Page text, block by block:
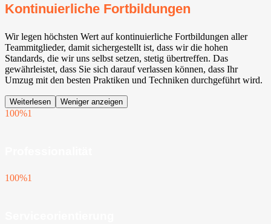
Kontinuierliche Fortbildungen
Wir legen höchsten Wert auf kontinuierliche Fortbildungen aller
Teammitglieder, damit sichergestellt ist, dass wir die hohen
Standards, die wir uns selbst setzen, stetig übertreffen. Das
gewährleistet, dass Sie sich darauf verlassen können, dass Ihr
Umzug mit den besten Praktiken und Techniken durchgeführt wird.
Weiterlesen Weniger anzeigen
100%1
100%1